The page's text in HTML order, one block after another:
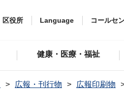
区役所 Language コールセ
健康・医療・福祉
広報・刊行物 広報印刷物